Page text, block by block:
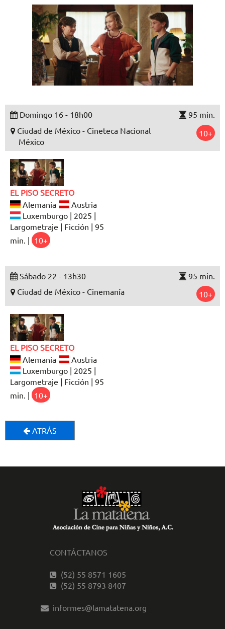
Domingo 16 - 18h00
95 min.
Ciudad de México - Cineteca Nacional
México
10+
EL PISO SECRETO
Alemania
Austria
Luxemburgo | 2025 |
Largometraje | Ficción | 95
min. | 10+
Sábado 22 - 13h30
95 min.
Ciudad de México - Cinemanía
10+
EL PISO SECRETO
Alemania
Austria
Luxemburgo | 2025 |
Largometraje | Ficción | 95
min. | 10+
ATRÁS
CONTÁCTANOS
(52) 55 8571 1605
(52) 55 8793 8407
informes@lamatatena.org